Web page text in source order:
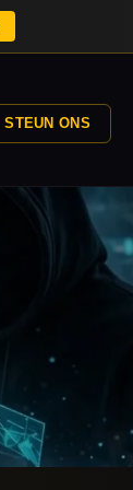
STEUN ONS